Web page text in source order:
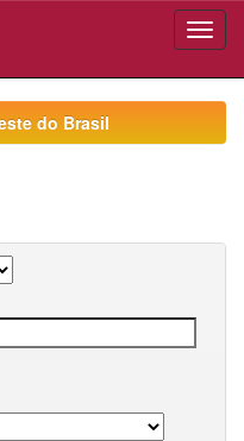
do Brasil